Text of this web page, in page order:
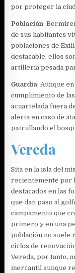
por proteger la
Población:
de sus habitantes
poblaciones de
destacable, ellos
artillería pesada
Guardia: Aunque
cumplimiento de
acuartelada fuera
alerta en caso de
patrullando el
Vereda
Sita en la isla del
recientemente por
destacados en las
que dan paso al
campamento que
primero y en una
población no suele
ciclos de
Vereda, por tanto,
mercantil aunque